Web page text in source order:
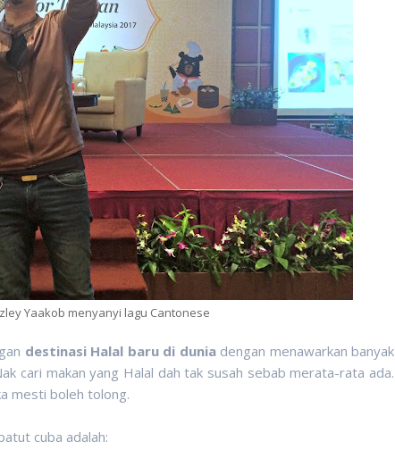
Yaakob menyanyi lagu Cantonese
destinasi Halal baru di duniadengan menawarkan banyak
cari makan yang Halal dah tak susah sebab merata-rata ada.
mesti boleh tolong.
cuba adalah: